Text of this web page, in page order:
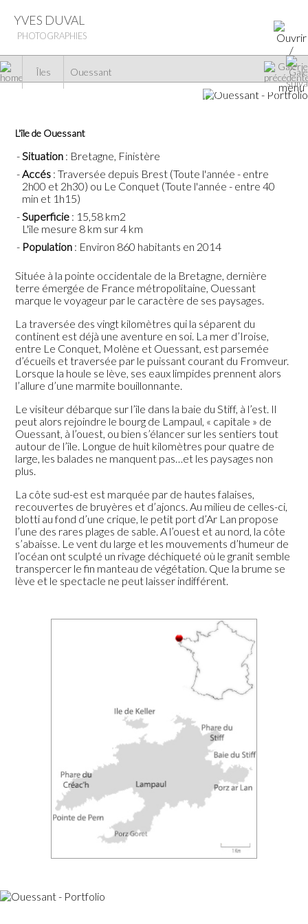
YVES DUVAL
PHOTOGRAPHIES
Îles Ouessant
Voir la galerie
L'île de Ouessant
Situation : Bretagne, Finistère
Accés : Traversée depuis Brest (Toute l'année - entre
2h00 et 2h30) ou Le Conquet (Toute l'année - entre 40
min et 1h15)
Superficie : 15,58 km2
L'île mesure 8 km sur 4 km
Population : Environ 860 habitants en 2014
Située à la pointe occidentale de la Bretagne, dernière
terre émergée de France métropolitaine, Ouessant
marque le voyageur par le caractère de ses paysages.
La traversée des vingt kilomètres qui la séparent du
continent est déjà une aventure en soi. La mer d’Iroise,
entre Le Conquet, Molène et Ouessant, est parsemée
d’écueils et traversée par le puissant courant du Fromveur.
Lorsque la houle se lève, ses eaux limpides prennent alors
l’allure d’une marmite bouillonnante.
Le visiteur débarque sur l’île dans la baie du Stiff, à l’est. Il
peut alors rejoindre le bourg de Lampaul, « capitale » de
Ouessant, à l’ouest, ou bien s’élancer sur les sentiers tout
autour de l’île. Longue de huit kilomètres pour quatre de
large, les balades ne manquent pas…et les paysages non
plus.
La côte sud-est est marquée par de hautes falaises,
recouvertes de bruyères et d’ajoncs. Au milieu de celles-ci,
blotti au fond d’une crique, le petit port d’Ar Lan propose
l’une des rares plages de sable.A l’ouest et au nord, la côte
s’abaisse. Le vent du large et les mouvements d’humeur de
l’océan ont sculpté un rivage déchiqueté où le granit semble
transpercer le fin manteau de végétation. Que la brume se
lève et le spectacle ne peut laisser indifférent.